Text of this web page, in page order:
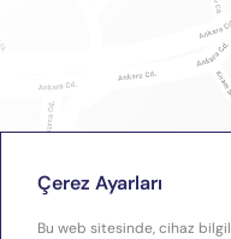
Çerez Ayarları
Bu web sitesinde, cihaz